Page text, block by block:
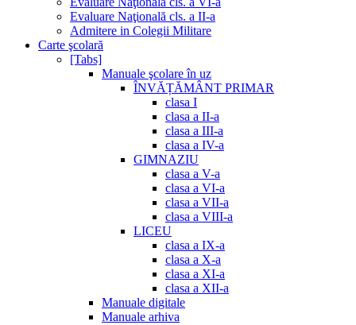
Evaluare Naţională cls. a II-a
Admitere in Colegii Militare
Carte şcolară
[Tabs]
Manuale şcolare în uz
ÎNVĂȚĂMÂNT PRIMAR
clasa I
clasa a II-a
clasa a III-a
clasa a IV-a
GIMNAZIU
clasa a V-a
clasa a VI-a
clasa a VII-a
clasa a VIII-a
LICEU
clasa a IX-a
clasa a X-a
clasa a XI-a
clasa a XII-a
Manuale digitale
Manuale arhiva